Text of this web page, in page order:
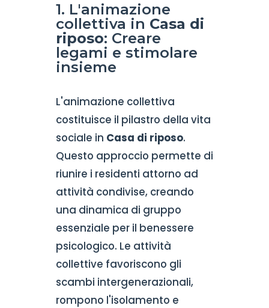
1. L'animazione
collettiva in Casa di
riposo: Creare
legami e stimolare
insieme
L'animazione collettiva
costituisce il pilastro della vita
sociale in Casa di riposo.
Questo approccio permette di
riunire i residenti attorno ad
attività condivise, creando
una dinamica di gruppo
essenziale per il benessere
psicologico. Le attività
collettive favoriscono gli
scambi intergenerazionali,
rompono l'isolamento e